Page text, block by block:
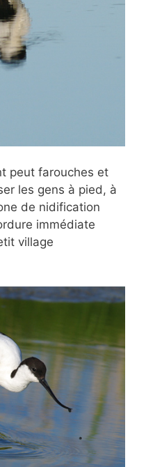
peut farouches et
les gens à pied, à
de nidification
immédiate
village